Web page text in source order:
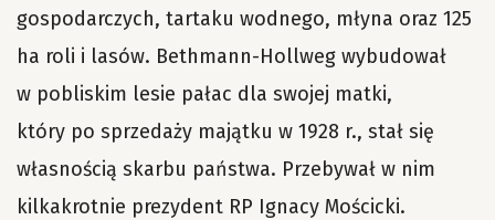
gospodarczych, tartaku wodnego, młyna oraz 125
ha roli i lasów. Bethmann-Hollweg wybudował
w pobliskim lesie pałac dla swojej matki,
który po sprzedaży majątku w 1928 r., stał się
własnością skarbu państwa. Przebywał w nim
kilkakrotnie prezydent RP Ignacy Mościcki.